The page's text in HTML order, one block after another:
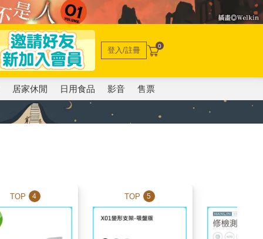
登入/註冊 0
居家休閒 日用食品 影音 售票
TOP 4 TOP 5